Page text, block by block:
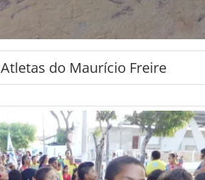
Atletas do Maurício Freire